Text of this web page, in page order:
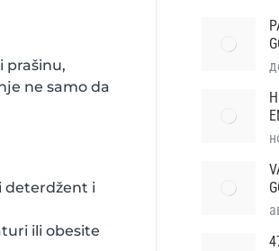
prašinu,
ne samo da
deterdžent i
ili obesite